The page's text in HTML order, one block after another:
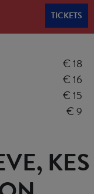
KES
TICKETS
€ 18
€ 16
€ 15
€ 9